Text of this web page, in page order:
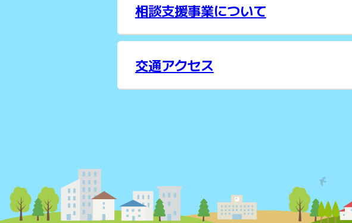
相談支援事業について
交通アクセス